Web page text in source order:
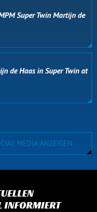
Super Twin Martijn de
de Haas in Super Twin at
MEDIA ANZEIGEN
INFORMIERT